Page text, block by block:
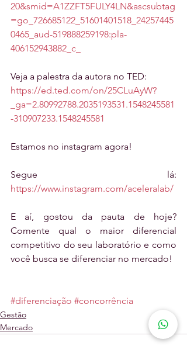
20&smid=A1ZZFT5FULY4LN&ascsubtag
=go_726685122_51601401518_24257445
0465_aud-519888259198:pla-
406152943882_c_
Veja a palestra da autora no TED:
https://ed.ted.com/on/25CLuAyW?
_ga=2.80992788.2035193531.1548245581
-310907233.1548245581
Estamos no instagram agora!
https://www.instagram.com/aceleralab/
E aí, gostou da pauta de hoje?
Comente qual o maior diferencial
competitivo do seu laboratório e como
você busca se diferenciar no mercado!
#diferenciação #concorrência
Gestão
Mercado